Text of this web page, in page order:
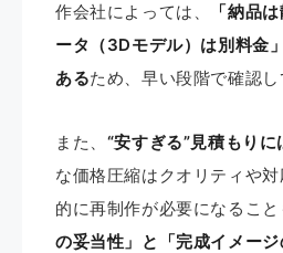
作会社によっては、
「納品
ータ（3Dモデル）は別料金
あるため、早い段階で確認し
また、 “安すぎる”見積もりに
な価格圧縮はクオリティや
的に再制作が必要になること
の妥当性」と「完成イメー